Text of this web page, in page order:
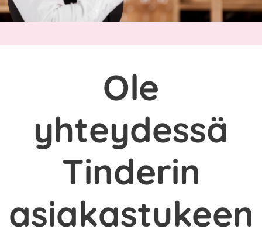
Ole
yhteydessä
Tinderin
asiakastukeen